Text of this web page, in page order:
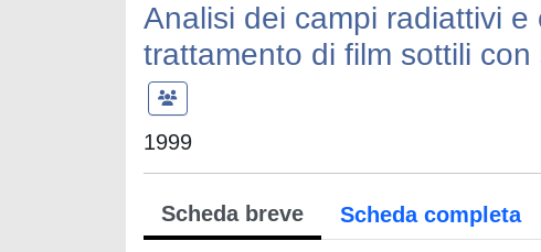
Analisi dei campi radiattivi
trattamento di film sottili
1999
Scheda breve Scheda completa